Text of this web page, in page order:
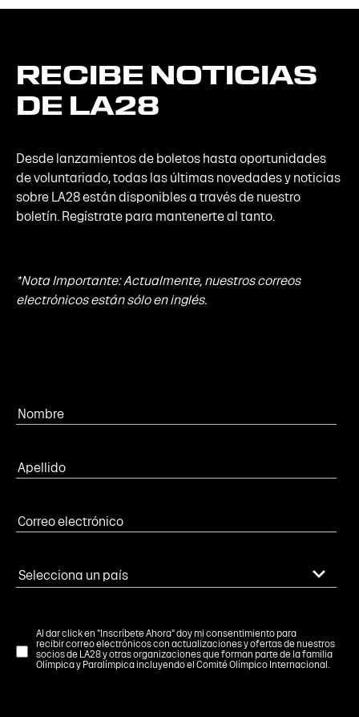
RECIBE NOTICIAS
DE LA28
Desde lanzamientos de boletos hasta oportunidades
de voluntariado, todas las últimas novedades y noticias
sobre LA28 están disponibles a través de nuestro
boletín. Regístrate para mantenerte al tanto.
*Nota Importante: Actualmente, nuestros correos
electrónicos están sólo en inglés.
Al dar click en "Inscríbete Ahora" doy mi consentimiento para
recibir correo electrónicos con actualizaciones y ofertas de nuestros
socios de LA28 y otras organizaciones que forman parte de la familia
Olímpica y Paralímpica incluyendo el Comité Olímpico Internacional.